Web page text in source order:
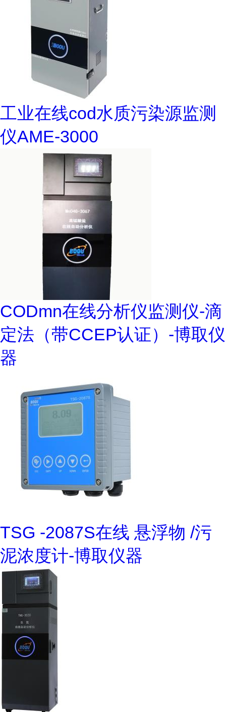
工业在线cod水质污染源监测
仪AME-3000
CODmn在线分析仪监测仪-滴
定法（带CCEP认证）-博取仪
器
TSG -2087S在线 悬浮物 /污
泥浓度计-博取仪器